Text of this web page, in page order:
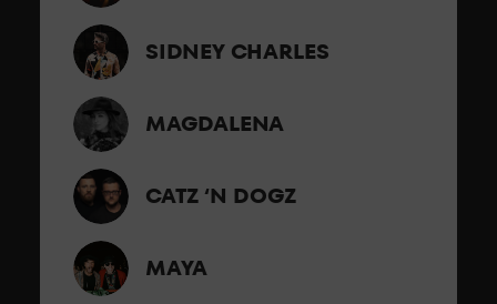
SIDNEY CHARLES
MAGDALENA
CATZ ‘N DOGZ
MAYA